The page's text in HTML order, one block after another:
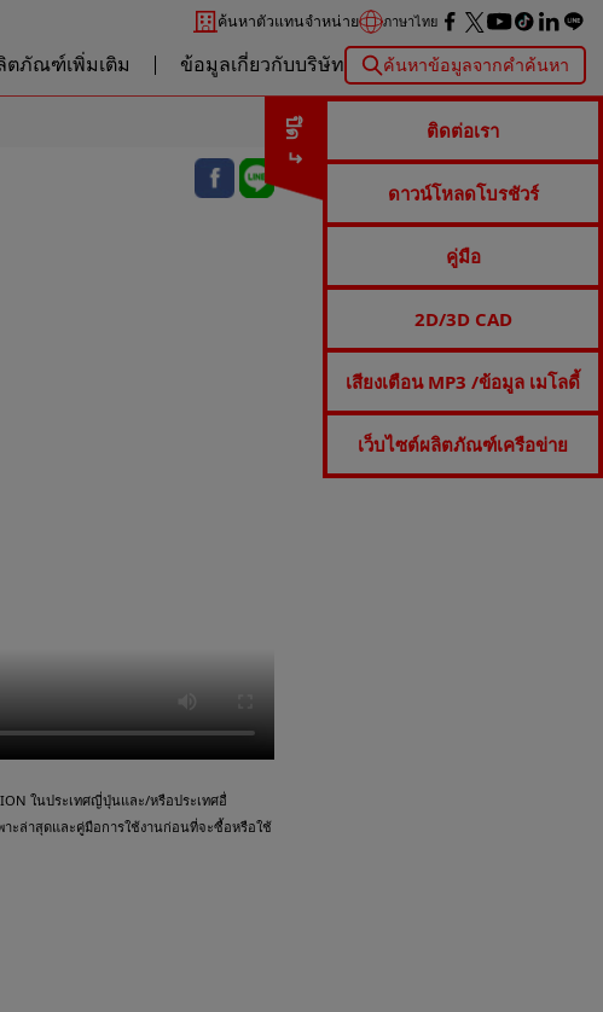
ค้นหาตัวแทนจำหน่าย ภาษาไทย
ตภัณฑ์เพิ่มเติม ข้อมูลเกี่ยวกับบริษัท ค้นหาข้อมูลจากคำค้นหา
ปิด ติดต่อเรา
ดาวน์โหลดโบรชัวร์
คู่มือ
2D/3D CAD
เสียงเตือน MP3 /ข้อมูล เมโลดี้
เว็บไซต์ผลิตภัณฑ์เครือข่าย
ในประเทศญี่ปุ่นและ/หรือประเทศอื่
าะล่าสุดและคู่มือการใช้งานก่อนที่จะซื้อหรือใช้